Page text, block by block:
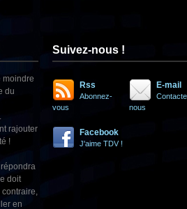
moindre
du
rajouter
!
doit
en
Suivez-nous !
Rss
Abonnez-
vous
E-mail
nous
Facebook
J'aime TDV !